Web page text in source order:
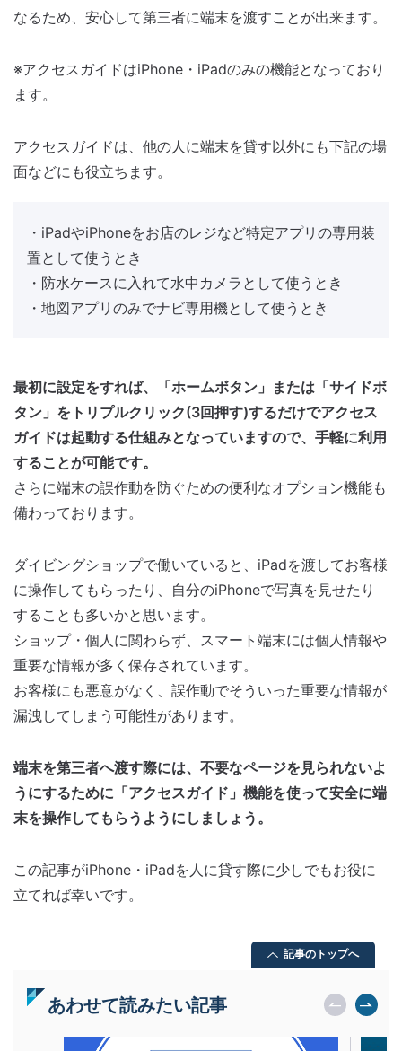
なるため、安心して第三者に端末を渡すことが出来ます。
※アクセスガイドはiPhone・iPadのみの機能となっており
ます。
アクセスガイドは、他の人に端末を貸す以外にも下記の場
面などにも役立ちます。
・iPadやiPhoneをお店のレジなど特定アプリの専用装
置として使うとき
・防水ケースに入れて水中カメラとして使うとき
・地図アプリのみでナビ専用機として使うとき
最初に設定をすれば、「ホームボタン」または「サイドボ
タン」をトリプルクリック(3回押す)するだけでアクセス
ガイドは起動する仕組みとなっていますので、手軽に利用
することが可能です。
さらに端末の誤作動を防ぐための便利なオプション機能も
備わっております。
ダイビングショップで働いていると、iPadを渡してお客様
に操作してもらったり、自分のiPhoneで写真を見せたり
することも多いかと思います。
ショップ・個人に関わらず、スマート端末には個人情報や
重要な情報が多く保存されています。
お客様にも悪意がなく、誤作動でそういった重要な情報が
漏洩してしまう可能性があります。
端末を第三者へ渡す際には、不要なページを見られないよ
うにするために「アクセスガイド」機能を使って安全に端
末を操作してもらうようにしましょう。
この記事がiPhone・iPadを人に貸す際に少しでもお役に
立てれば幸いです。
記事のトップへ
あわせて読みたい記事